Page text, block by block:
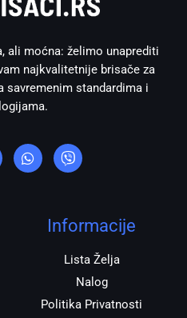
ali moćna: želimo unaprediti
najkvalitetnije brisače za
standardima i
h
a
t
i
b
e
Informacije
Lista Želja
Nalog
Politika Privatnosti